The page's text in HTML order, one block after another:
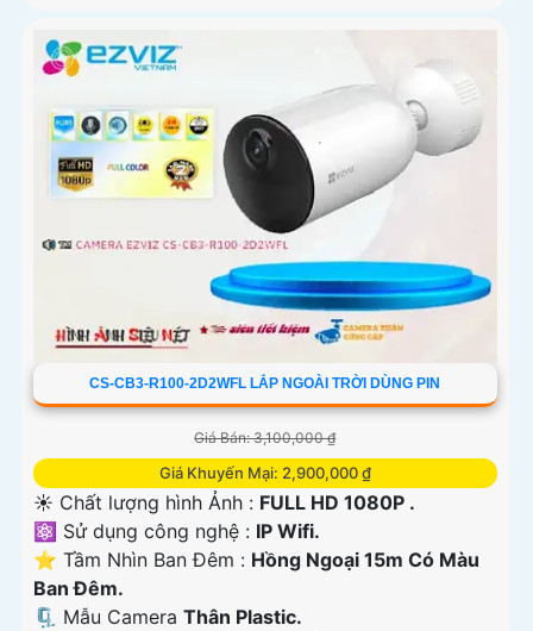
CS-CB3-R100-2D2WFL LẮP NGOÀI TRỜI DÙNG PIN
Giá Bán: 3,100,000 ₫
Giá Khuyến Mại: 2,900,000 ₫
☀️ Chất lượng hình Ảnh : FULL HD 1080P .
⚛️ Sử dụng công nghệ : IP Wifi.
⭐ Tầm Nhìn Ban Đêm : Hồng Ngoại 15m Có Màu
Ban Đêm.
🗜️ Mẫu Camera Thân Plastic.